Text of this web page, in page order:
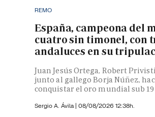
REMO
España, campeona del
cuatro sin timonel, con
andaluces en su
Juan Jesús Ortega, Robert
junto al gallego Borja Núñez,
conquistar el oro mundial sub
Sergio A. Ávila | 08/08/2026 12:38h.